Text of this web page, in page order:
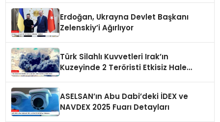
Erdoğan, Ukrayna Devlet Başkanı
Zelenskiy’i Ağırlıyor
Türk Silahlı Kuvvetleri Irak’ın
Kuzeyinde 2 Teröristi Etkisiz Hale
ASELSAN’ın Abu Dabi’deki İDEX ve
NAVDEX 2025 Fuarı Detayları